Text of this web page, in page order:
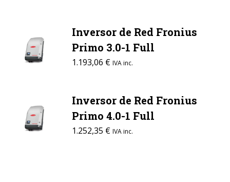
Inversor de Red Fronius
Primo 3.0-1 Full
1.193,06 € IVA inc.
Inversor de Red Fronius
Primo 4.0-1 Full
1.252,35 € IVA inc.